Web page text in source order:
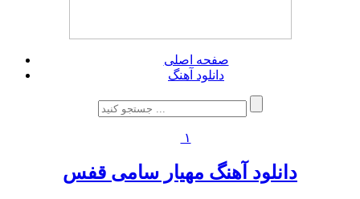
صفحه اصلی
دانلود آهنگ
۱
دانلود آهنگ مهیار سامی قفس